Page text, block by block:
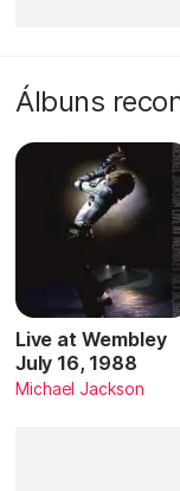
Álbuns
Live at Wembley
July 16, 1988
Michael Jackson